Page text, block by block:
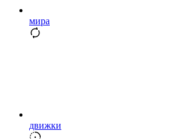
мира
движки